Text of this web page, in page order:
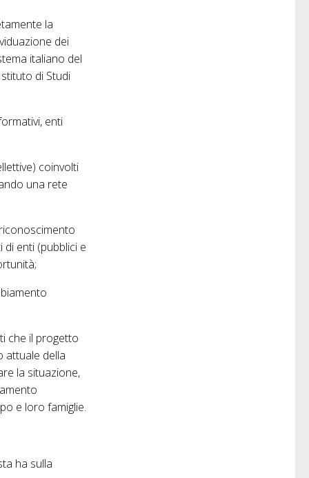
la
dei
italiano del
di Studi
enti
coinvolti
una rete
enti (pubblici e
che il progetto
attuale della
la situazione,
e loro famiglie.
ha sulla